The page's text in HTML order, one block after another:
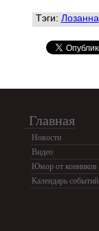
Тэги: Лозанна
Главная
Новости
Видео
Юмор от конников
Календарь событий